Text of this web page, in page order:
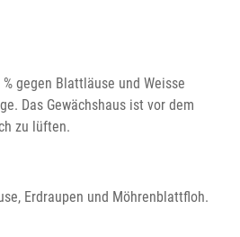
gegen Blattläuse und Weisse
Das Gewächshaus ist vor dem
zu lüften.
Erdraupen und Möhrenblattfloh.